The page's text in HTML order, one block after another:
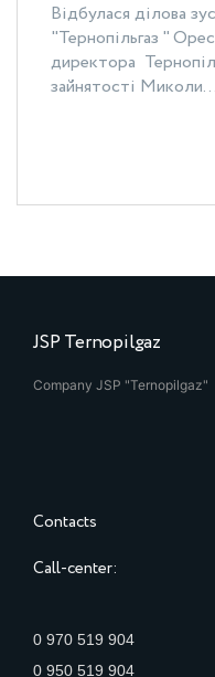
Відбулася ділова
"Тернопільгаз "
директора
зайнятості Миколи...
JSP Ternopilgaz
Company JSP "Ternopilgaz"
Contacts
Call-center:
0 970 519 904
0 950 519 904